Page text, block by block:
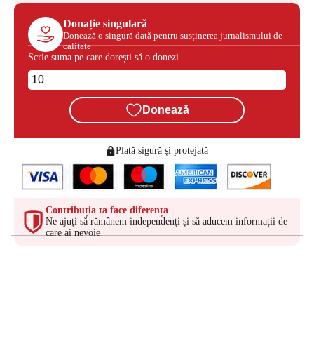
Donație singulară
Donează o singură dată pentru susținerea jurnalismului de
calitate
Scrie suma pe care dorești să o donezi
Donează
Plată sigură și protejată
Contribuția ta face diferența
Ne ajuți să rămânem independenți și să aducem informații de
care ai nevoie